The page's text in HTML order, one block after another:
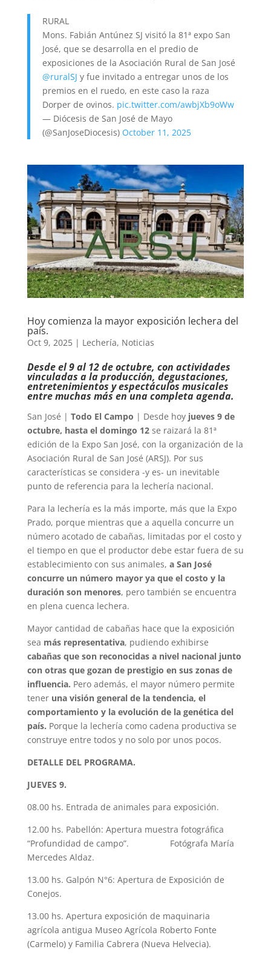
RURAL
Mons. Fabián Antúnez SJ visitó la 81ª expo San
José, que se desarrolla en el predio de
exposiciones de la Asociación Rural de San José
@ruralSJ y fue invitado a entregar unos de los
premios en el ruedo, en este caso la raza
Dorper de ovinos. pic.twitter.com/awbjXb9oWw
— Diócesis de San José de Mayo
(@SanJoseDiocesis) October 11, 2025
Hoy comienza la mayor exposición lechera del
país.
Oct 9, 2025| Lechería, Noticias
Desde el 9 al 12 de octubre, con actividades
vinculadas a la producción, degustaciones,
entretenimientos y espectáculos musicales
entre muchas más en una completa agenda.
San José | Todo El Campo | Desde hoy jueves 9 de
octubre, hasta el domingo 12se raizará la 81ª
edición de la Expo San José, con la organización de la
Asociación Rural de San José (ARSJ). Por sus
características se considera -y es- un inevitable
punto de referencia para la lechería nacional.
Para la lechería es la más importe, más que la Expo
Prado, porque mientras que a aquella concurre un
número acotado de cabañas, limitadas por el costo y
el tiempo en que el productor debe estar fuera de su
establecimiento con sus animales, a San José
concurre un número mayor ya que el costo y la
duración son menores, pero también se encuentra
en plena cuenca lechera.
Mayor cantidad de cabañas hace que la exposición
sea más representativa, pudiendo exhibirse
cabañas que son reconocidas a nivel nacional junto
con otras que gozan de prestigio en sus zonas de
influencia. Pero además, el mayor número permite
tener una visión general de la tendencia, el
comportamiento y la evolución de la genética del
país. Porque la lechería como cadena productiva se
construye entre todos y no solo por unos pocos.
DETALLE DEL PROGRAMA.
JUEVES 9.
08.00 hs. Entrada de animales para exposición.
12.00 hs. Pabellón: Apertura muestra fotográfica
“Profundidad de campo”. Fotógrafa María
Mercedes Aldaz.
13.00 hs. Galpón N°6: Apertura de Exposición de
Conejos.
13.00 hs. Apertura exposición de maquinaria
agrícola antigua Museo Agrícola Roberto Fonte
(Carmelo) y Familia Cabrera (Nueva Helvecia).